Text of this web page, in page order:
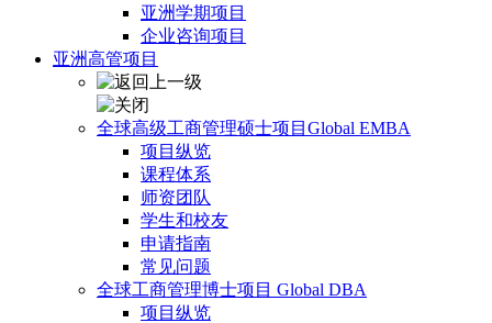
亚洲学期项目
企业咨询项目
亚洲高管项目
全球高级工商管理硕士项目Global EMBA
项目纵览
课程体系
师资团队
学生和校友
申请指南
常见问题
全球工商管理博士项目 Global DBA
项目纵览